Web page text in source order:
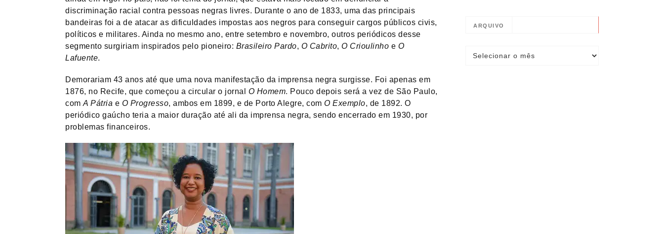
discriminação racial contra pessoas negras livres. Durante o ano de 1833, uma das principais
bandeiras foi a de atacar as dificuldades impostas aos negros para conseguir cargos públicos civis,
políticos e militares. Ainda no mesmo ano, entre setembro e novembro, outros periódicos desse
segmento surgiriam inspirados pelo pioneiro: Brasileiro Pardo, O Cabrito, O Crioulinho e O
Lafuente.
Demorariam 43 anos até que uma nova manifestação da imprensa negra surgisse. Foi apenas em
1876, no Recife, que começou a circular o jornal O Homem. Pouco depois será a vez de São Paulo,
com A Pátria e O Progresso, ambos em 1899, e de Porto Alegre, com O Exemplo, de 1892. O
periódico gaúcho teria a maior duração até ali da imprensa negra, sendo encerrado em 1930, por
problemas financeiros.
ARQUIVO